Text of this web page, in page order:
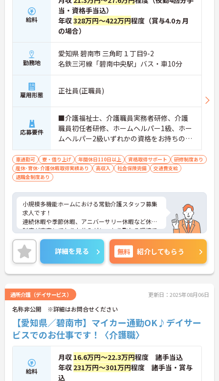
給料
当・資格手当込）
年収328万円～422万円程度（賞与4.0ヵ月
の場合）
勤務地
愛知県 碧南市 三角町１丁目9-2
名鉄三河線「碧南中央駅」バス・車10分
雇用形態 正社員(正職員)
応募要件
■介護福祉士、介護職員実務者研修、介護
職員初任者研修、ホームヘルパー1級、ホー
ムヘルパー2級いずれかの資格をお持ちの方
※無資格・未経験応相談
車通勤可 寮・借り上げ 年間休日110日以上 資格取得サポート
研修制度あり
産休･育休･介護休暇取得実績あり
高収入 社会保険完備
交通費支給
退職金制度あり
小規模多機能ホームにおける常勤介護スタッフ募集
求人です！
連続休暇や季節休暇、アニバーサリー休暇など休暇
制度が充実しておりお休みがしっかり取れる環境で
す！
研修や勉強会などスキルアップの為の教育体制も充
実です！
ご興味ある方には、面接のポイントなど、さらに詳
細をお話致しますのでお気軽にご相談ください。
詳細を見る 無料 紹介してもらう
通所介護（デイサービス） 更新日：2025年08月06日
名称非公開 ※詳細はお問合せください
【愛知県／碧南市】マイカー通勤OK♪デイサー
ビスでのお仕事です！〈介護職〉
給料
月収 16.6万円～22.3万円程度 諸手当込
年収 231万円～301万円程度 諸手当・賞与
込